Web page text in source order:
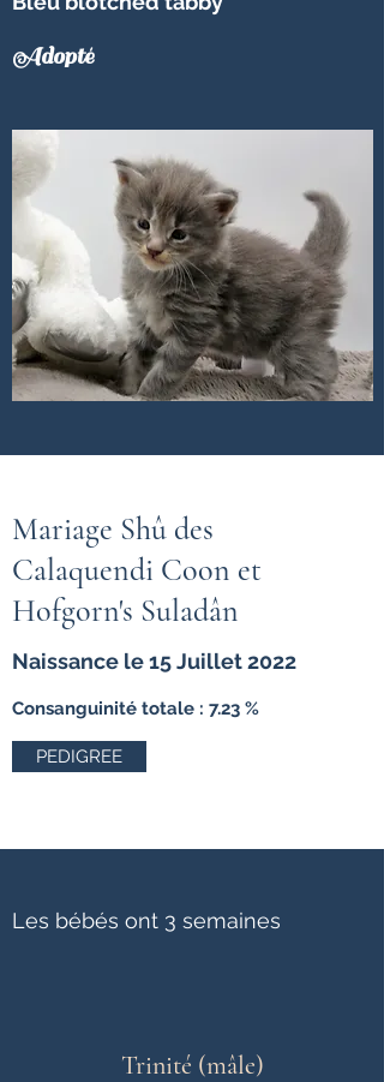
Adopté
Mariage Shû des
Calaquendi Coon et
Hofgorn's Suladân
Naissance le 15 Juillet 2022
Consanguinité totale : 7.23 %
PEDIGREE
Les bébés ont 3 semaines
Trinité (mâle)